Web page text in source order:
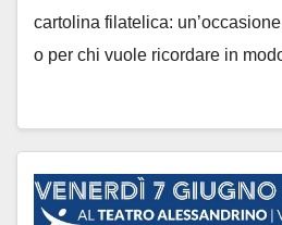
cartolina filatelica:
o per chi vuole ricordare in